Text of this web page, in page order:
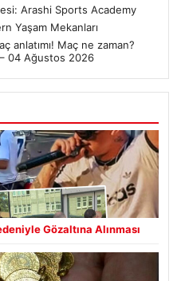
Arashi Sports Academy
Yaşam Mekanları
anlatımı! Maç ne zaman?
04 Ağustos 2026
Gözaltına Alınması